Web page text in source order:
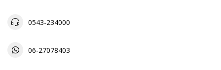
0543-234000
06-27078403